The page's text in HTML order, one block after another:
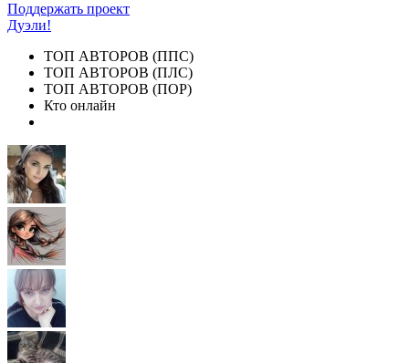
Поддержать проект
Дуэли!
ТОП АВТОРОВ (ППС)
ТОП АВТОРОВ (ПЛС)
ТОП АВТОРОВ (ПОР)
Кто онлайн